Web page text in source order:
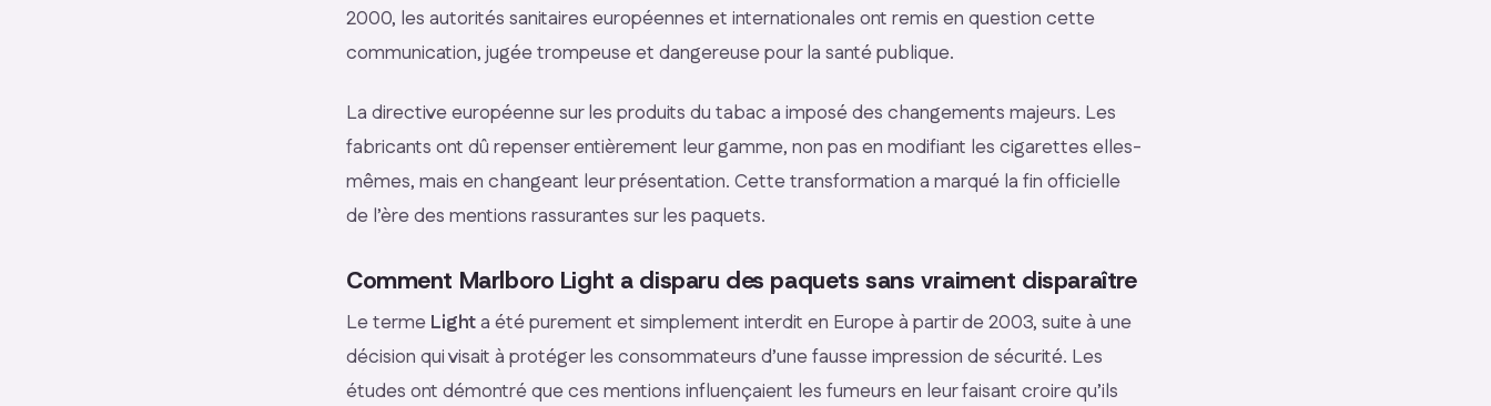
2000, les autorités sanitaires européennes et internationales ont remis en question cette
communication, jugée trompeuse et dangereuse pour la santé publique.
La directive européenne sur les produits du tabac a imposé des changements majeurs. Les
fabricants ont dû repenser entièrement leur gamme, non pas en modifiant les cigarettes elles-
mêmes, mais en changeant leur présentation. Cette transformation a marqué la fin officielle
de l’ère des mentions rassurantes sur les paquets.
Comment Marlboro Light a disparu des paquets sans vraiment disparaître
Le terme Lighta été purement et simplement interdit en Europe à partir de 2003, suite à une
décision qui visait à protéger les consommateurs d’une fausse impression de sécurité. Les
études ont démontré que ces mentions influençaient les fumeurs en leur faisant croire qu’ils